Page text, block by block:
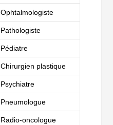
Ophtalmologiste
Pathologiste
Pédiatre
Chirurgien plastique
Psychiatre
Pneumologue
Radio-oncologue